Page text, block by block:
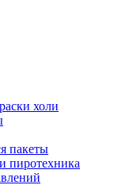
холи
пакеты
пиротехника